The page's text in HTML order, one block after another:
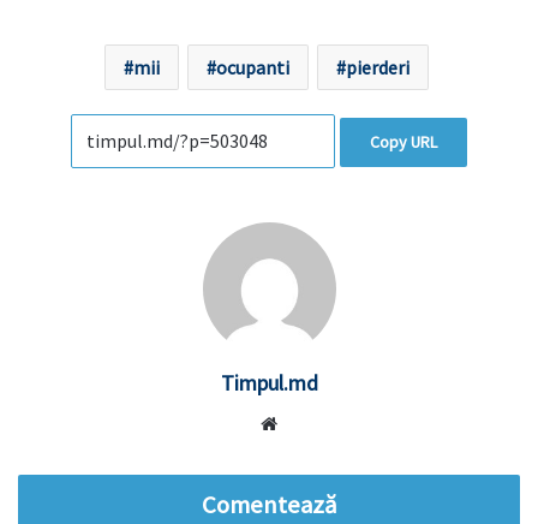
mii ocupanti pierderi
Copy URL
Timpul.md
Comentează